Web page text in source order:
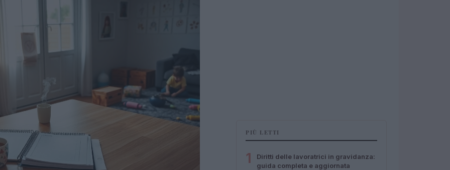
PIÙ LETTI
1
Diritti delle lavoratrici in gravidanza:
guida completa e aggiornata